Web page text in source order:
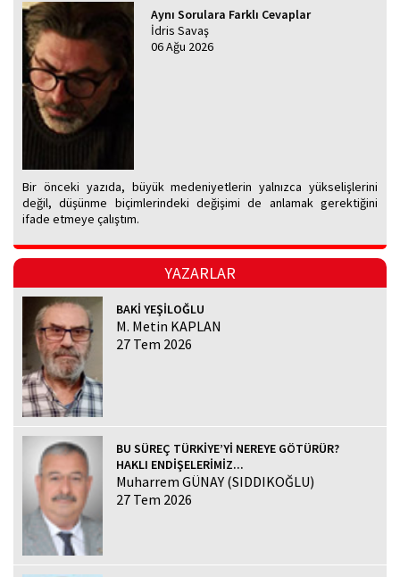
Aynı Sorulara Farklı Cevaplar
İdris Savaş
06 Ağu 2026
Bir önceki yazıda, büyük medeniyetlerin yalnızca yükselişlerini
değil, düşünme biçimlerindeki değişimi de anlamak gerektiğini
ifade etmeye çalıştım.
YAZARLAR
BAKİ YEŞİLOĞLU
M. Metin KAPLAN
27 Tem 2026
BU SÜREÇ TÜRKİYE’Yİ NEREYE GÖTÜRÜR?
HAKLI ENDİŞELERİMİZ...
Muharrem GÜNAY (SIDDIKOĞLU)
27 Tem 2026